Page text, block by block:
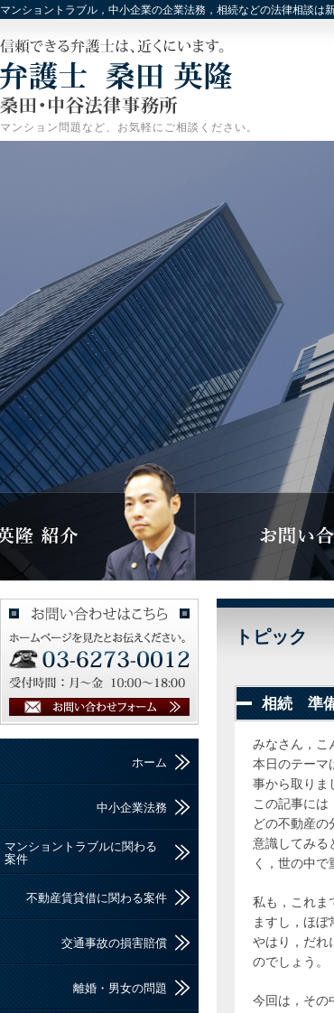
マンショントラブル，中小企業の企業法務，相続などの法律相談は
マンション問題など、お気軽にご相談ください。
トピック
相続 準
みなさん，こ
本日のテーマ
事から取りま
この記事には
どの不動産の
意識してみる
く，世の中で
私も，これま
ますし，ほぼ
やはり，だれ
のでしょう。
今回は，その
ホーム
中小企業法務
マンショントラブルに関わる
案件
不動産賃貸借に関わる案件
交通事故の損害賠償
離婚・男女の問題